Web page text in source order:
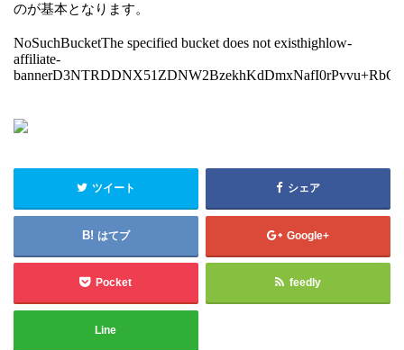
のが基本となります。
ツイート シェア
はてブ Google+
Pocket feedly
Line